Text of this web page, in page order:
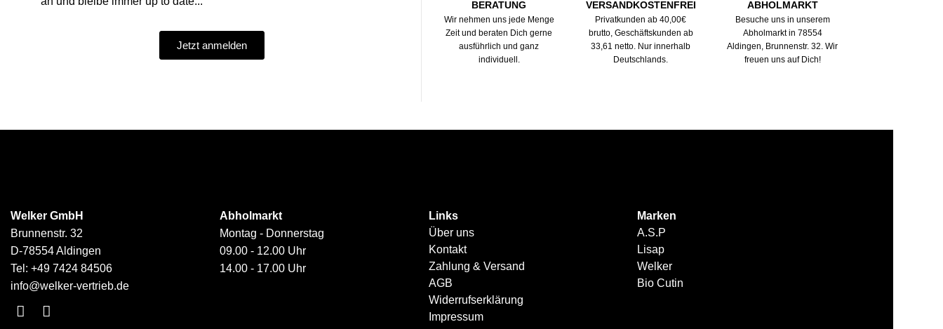
Jetzt anmelden
BERATUNG
Wir nehmen uns jede Menge
Zeit und beraten Dich gerne
ausführlich und ganz
individuell.
VERSANDKOSTENFREI
Privatkunden ab 40,00€
brutto, Geschäftskunden ab
33,61 netto. Nur innerhalb
Deutschlands.
ABHOLMARKT
Besuche uns in unserem
Abholmarkt in 78554
Aldingen, Brunnenstr. 32. Wir
freuen uns auf Dich!
Welker GmbH
Brunnenstr. 32
D-78554 Aldingen
Tel: +49 7424 84506
info@welker-vertrieb.de
Abholmarkt
Montag - Donnerstag
09.00 - 12.00 Uhr
14.00 - 17.00 Uhr
Links
Über uns
Kontakt
Zahlung & Versand
AGB
Widerrufserklärung
Impressum
Marken
A.S.P
Lisap
Welker
Bio Cutin